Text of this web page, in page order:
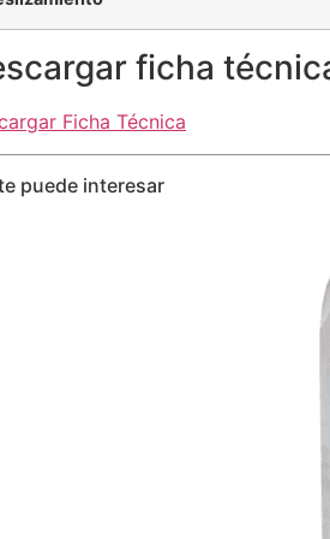
ficha
Ficha Técnica
puede interesar